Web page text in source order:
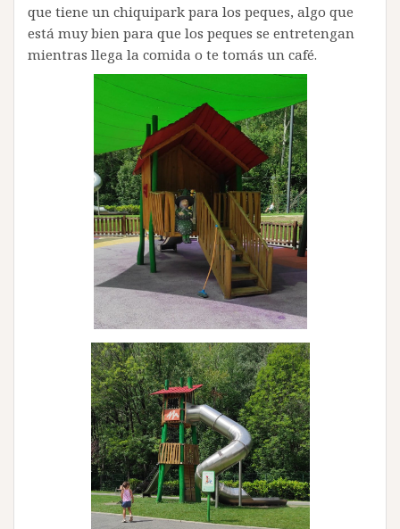
que tiene un chiquipark para los peques, algo que
está muy bien para que los peques se entretengan
mientras llega la comida o te tomás un café.